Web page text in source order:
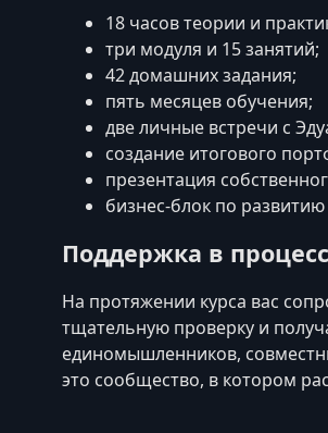
18 часов теории и
три модуля и 15 занятий;
42 домашних задания;
пять месяцев обучения;
две личные встречи с
создание итогового
презентация
бизнес-блок по
Поддержка в
На протяжении курса вас
тщательную проверку и
единомышленников,
это сообщество, в котором